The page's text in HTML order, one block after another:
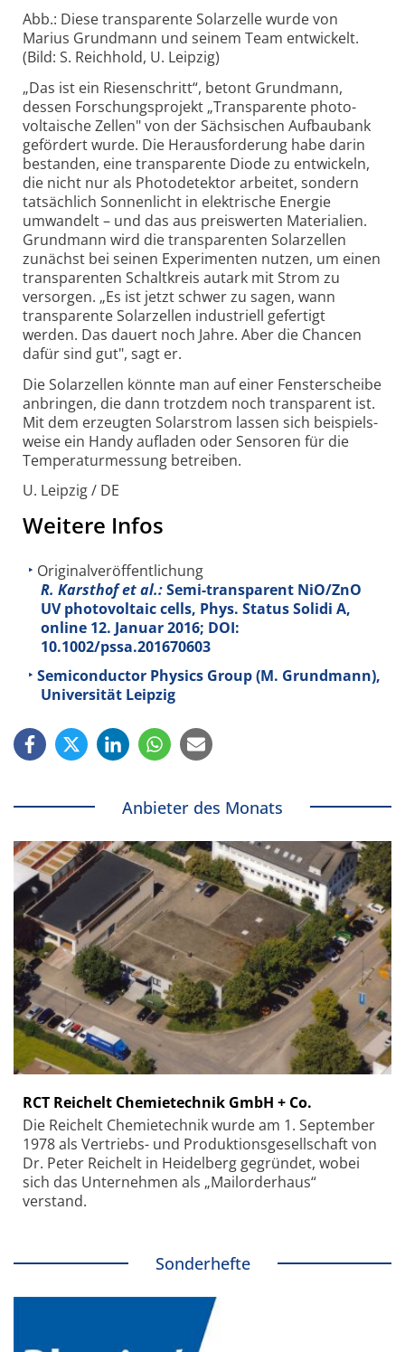
Abb.: Diese transparente Solarzelle wurde von
Marius Grundmann und seinem Team entwickelt.
(Bild: S. Reichhold, U. Leipzig)
„Das ist ein Riesenschritt“, betont Grundmann,
dessen Forschungs­projekt „Transparente photo­
voltaische Zellen" von der Sächsischen Aufbau­bank
gefördert wurde. Die Heraus­forderung habe darin
bestanden, eine transparente Diode zu entwickeln,
die nicht nur als Photo­detektor arbeitet, sondern
tatsächlich Sonnenlicht in elektrische Energie
umwandelt – und das aus preiswerten Materialien.
Grundmann wird die transparenten Solar­zellen
zunächst bei seinen Experimenten nutzen, um einen
transparenten Schalt­kreis autark mit Strom zu
versorgen. „Es ist jetzt schwer zu sagen, wann
transparente Solar­zellen industriell gefertigt
werden. Das dauert noch Jahre. Aber die Chancen
dafür sind gut", sagt er.
Die Solarzellen könnte man auf einer Fenster­scheibe
anbringen, die dann trotzdem noch transparent ist.
Mit dem erzeugten Solarstrom lassen sich beispiels­
weise ein Handy aufladen oder Sensoren für die
Temperatur­messung betreiben.
U. Leipzig / DE
Weitere Infos
Originalveröffentlichung
R. Karsthof et al.:Semi-transparent NiO/ZnO
UV photovoltaic cells, Phys. Status Solidi A,
online 12. Januar 2016; DOI:
10.1002/pssa.201670603
Semiconductor Physics Group (M. Grundmann),
Universität Leipzig
Anbieter des Monats
RCT Reichelt Chemietechnik GmbH + Co.
Die Reichelt Chemietechnik wurde am 1. September
1978 als Vertriebs- und Produktionsgesellschaft von
Dr. Peter Reichelt in Heidelberg gegründet, wobei
sich das Unternehmen als „Mailorderhaus“
verstand.
Sonderhefte